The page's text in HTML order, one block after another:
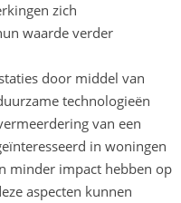
zich
waarde verder
door middel van
technologieën
van een
in woningen
minder impact hebben op
aspecten kunnen